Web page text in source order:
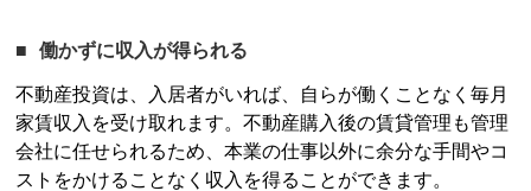
働かずに収入が得られる
不動産投資は、入居者がいれば、自らが働くことなく毎月
家賃収入を受け取れます。不動産購入後の賃貸管理も管理
会社に任せられるため、本業の仕事以外に余分な手間やコ
ストをかけることなく収入を得ることができます。